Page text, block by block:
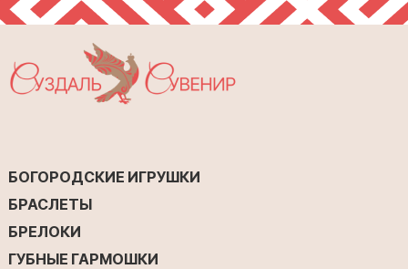
БОГОРОДСКИЕ ИГРУШКИ
БРАСЛЕТЫ
БРЕЛОКИ
ГУБНЫЕ ГАРМОШКИ